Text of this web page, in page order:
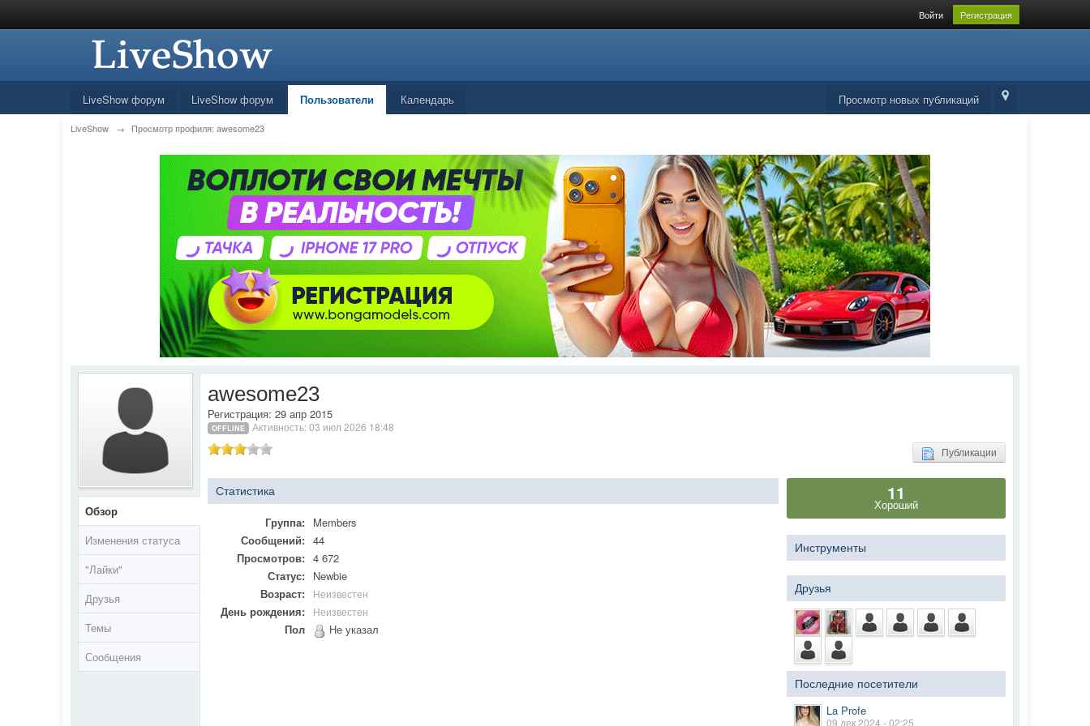
Войти Регистрация
Просмотр новых публикаций
LiveShow форум LiveShow форум Пользователи Календарь
LiveShow → Просмотр профиля: awesome23
Обзор
Изменения статуса
"Лайки"
Друзья
Темы
Сообщения
awesome23
Регистрация: 29 апр 2015
OFFLINE
Активность: 03 июл 2026 18:48
Публикации
Статистика
Группа: Members
Сообщений: 44
Просмотров: 4 672
Статус: Newbie
Возраст:
Неизвестен
День рождения: Неизвестен
Пол Не указал
11
Хороший
Инструменты
Друзья
Последние посетители
La Profe
09 дек 2024 - 02:25